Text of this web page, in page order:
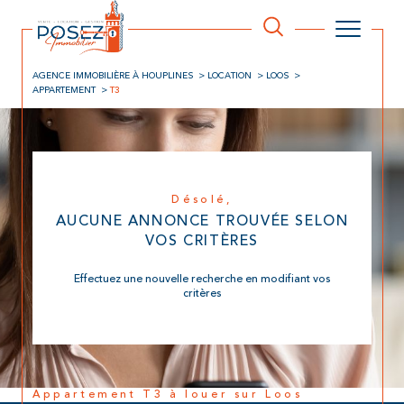
AGENCE IMMOBILIÈRE À HOUPLINES LOCATION
LOOS
APPARTEMENT
T3
Désolé,
AUCUNE ANNONCE TROUVÉE SELON
VOS CRITÈRES
Effectuez une nouvelle recherche en modifiant vos
critères
Appartement T3 à louer sur Loos